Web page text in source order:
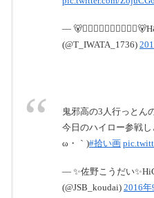
— 🐻は⃝な⃝ち⃝ょ⃝び
(@T_IWATA_1736)
鬼邪高の3人行っとん
今日のハイロー参戦し
ω・｀)#拾い画
— ✨佐野こうだい
(@JSB_koudai) 2016年